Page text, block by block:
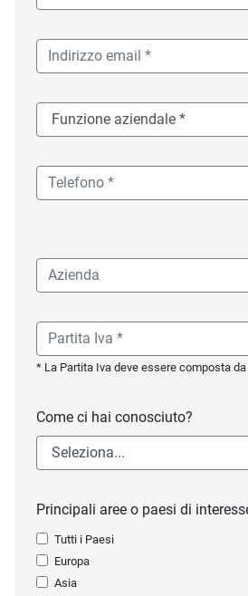
* La Partita Iva deve essere composta
Come ci hai conosciuto?
Principali aree o paesi di
Tutti i Paesi
Europa
Asia